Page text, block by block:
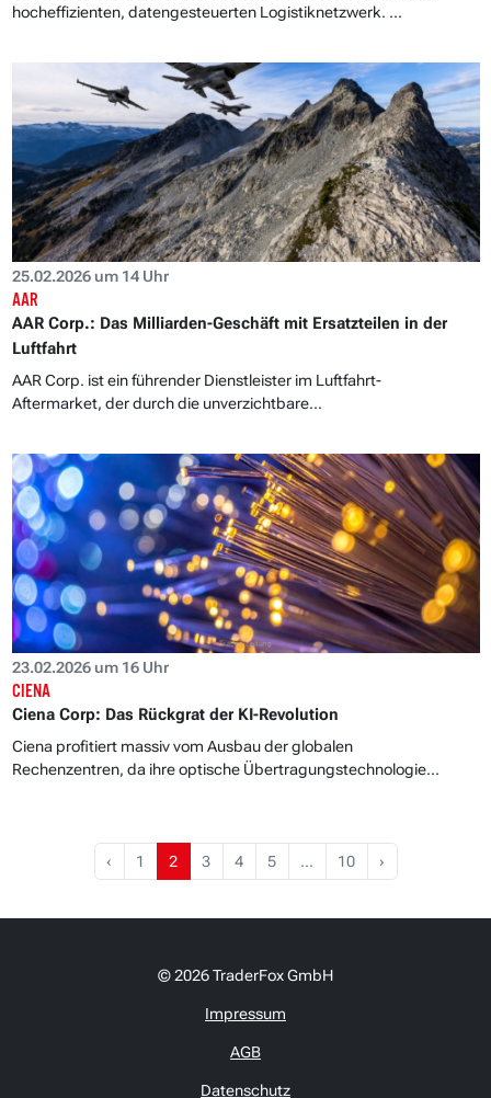
hocheffizienten, datengesteuerten Logistiknetzwerk. ...
25.02.2026 um 14 Uhr
AAR
AAR Corp.: Das Milliarden-Geschäft mit Ersatzteilen in der
Luftfahrt
AAR Corp. ist ein führender Dienstleister im Luftfahrt-
Aftermarket, der durch die unverzichtbare...
23.02.2026 um 16 Uhr
CIENA
Ciena Corp: Das Rückgrat der KI-Revolution
Ciena profitiert massiv vom Ausbau der globalen
Rechenzentren, da ihre optische Übertragungstechnologie...
‹ 1 2 3 4 5 … 10 ›
© 2026 TraderFox GmbH
Impressum
AGB
Datenschutz